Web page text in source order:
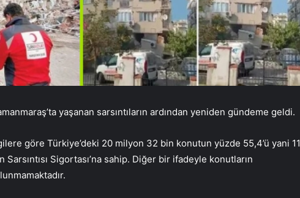
yaşanan sarsıntıların ardından yeniden gündeme geldi.
göre Türkiye’deki 20 milyon 32 bin konutun yüzde 55,4’ü yani 11
Sigortası’na sahip. Diğer bir ifadeyle konutların